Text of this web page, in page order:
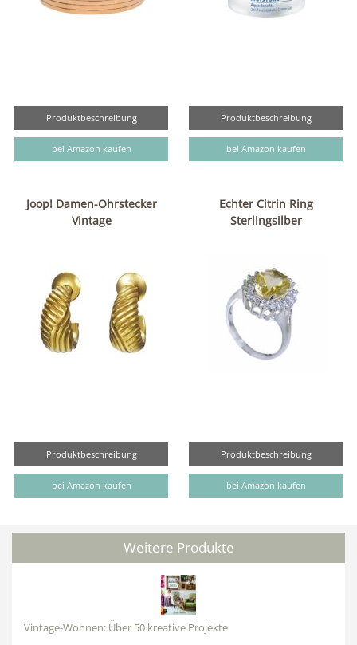
Produktbeschreibung
bei Amazon kaufen
Produktbeschreibung
bei Amazon kaufen
Joop! Damen-Ohrstecker
Vintage
Produktbeschreibung
bei Amazon kaufen
Echter Citrin Ring
Sterlingsilber
Produktbeschreibung
bei Amazon kaufen
Weitere Produkte
Vintage-Wohnen: Ü̈ber 50 kreative Projekte